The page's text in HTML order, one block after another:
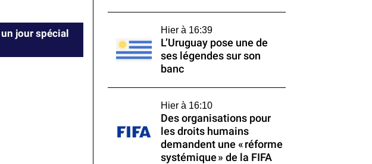
jour spécial
Hier à 16:39
L’Uruguay pose une de
ses légendes sur son
banc
Hier à 16:10
Des organisations pour
les droits humains
demandent une « réforme
systémique » de la FIFA